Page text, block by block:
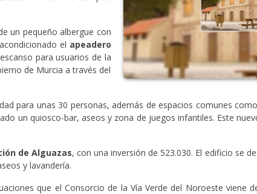
un pequeño albergue con
el apeadero
para usuarios de la
de Murcia a través del
para unas 30 personas, además de espacios comunes
un quiosco-bar, aseos y zona de juegos infantiles. Este
de Alguazas, con una inversión de 523.030. El edificio se
y lavandería.
que el Consorcio de la Vía Verde del Noroeste viene